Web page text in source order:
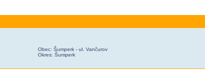
Obec: Šumperk - ul. Vančurov
Okres: Šumperk